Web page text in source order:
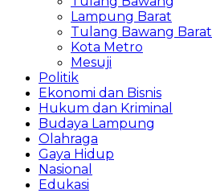
Lampung Barat
Tulang Bawang Barat
Kota Metro
Mesuji
Politik
Ekonomi dan Bisnis
Hukum dan Kriminal
Budaya Lampung
Olahraga
Gaya Hidup
Nasional
Edukasi